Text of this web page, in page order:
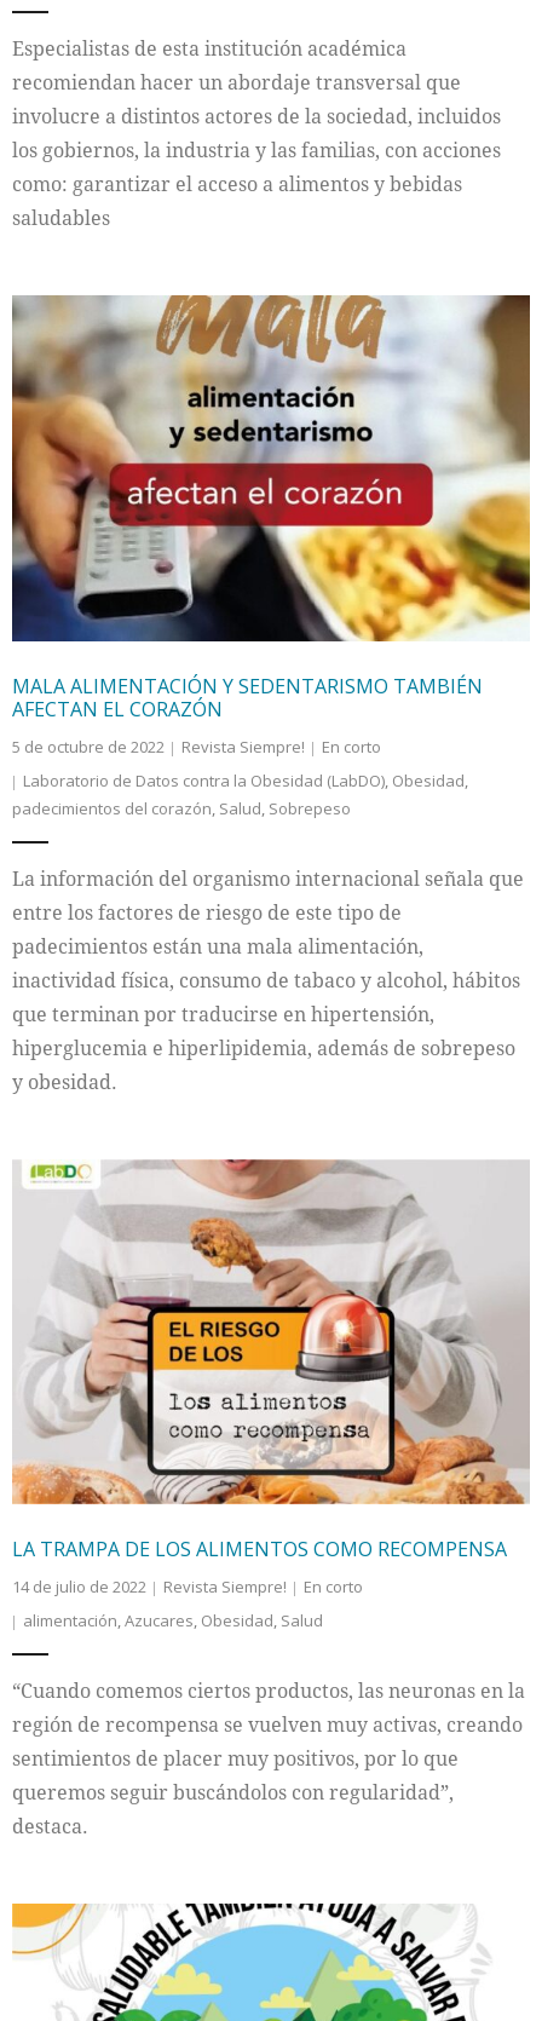
Especialistas de esta institución académica
recomiendan hacer un abordaje transversal que
involucre a distintos actores de la sociedad, incluidos
los gobiernos, la industria y las familias, con acciones
como: garantizar el acceso a alimentos y bebidas
saludables
MALA ALIMENTACIÓN Y SEDENTARISMO TAMBIÉN
AFECTAN EL CORAZÓN
5 de octubre de 2022 Revista Siempre!
En corto
Laboratorio de Datos contra la Obesidad (LabDO), Obesidad,
padecimientos del corazón, Salud, Sobrepeso
La información del organismo internacional señala que
entre los factores de riesgo de este tipo de
padecimientos están una mala alimentación,
inactividad física, consumo de tabaco y alcohol, hábitos
que terminan por traducirse en hipertensión,
hiperglucemia e hiperlipidemia, además de sobrepeso
y obesidad.
LA TRAMPA DE LOS ALIMENTOS COMO RECOMPENSA
14 de julio de 2022 Revista Siempre!
En corto
alimentación,Azucares, Obesidad, Salud
“Cuando comemos ciertos productos, las neuronas en la
región de recompensa se vuelven muy activas, creando
sentimientos de placer muy positivos, por lo que
queremos seguir buscándolos con regularidad”,
destaca.